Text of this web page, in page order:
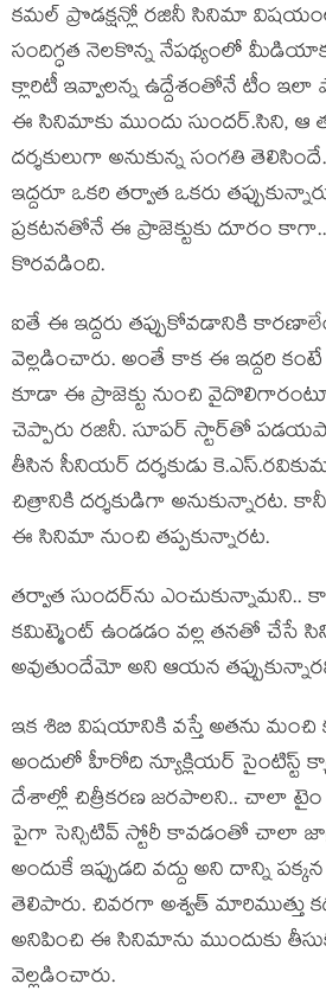
కమల్ ప్రొడక్షన్లో రజినీ సినిమా
సందిగ్ధత నెలకొన్న నేపథ్యంలో
క్లారిటీ ఇవ్వాలన్న ఉద్దేశంతోనే టీం ఇలా
ఈ సినిమాకు ముందు సుందర్.సిని, ఆ
దర్శకులుగా అనుకున్న సంగతి
ఇద్దరూ ఒకరి తర్వాత ఒకరు
ప్రకటనతోనే ఈ ప్రాజెక్టుకు దూరం
కొరవడింది.
ఐతే ఈ ఇద్దరు తప్పుకోవడానికి
వెల్లడించారు. అంతే కాక ఈ ఇద్దరి
కూడా ఈ ప్రాజెక్టు నుంచి
చెప్పారు రజినీ. సూపర్ స్టార్‌తో
తీసిన సీనియర్ దర్శకుడు
చిత్రానికి దర్శకుడిగా అనుకున్నారట.
ఈ సినిమా నుంచి తప్పకున్నారట.
తర్వాత సుందర్‌‌ను ఎంచుకున్నామని..
కమిట్మెంట్ ఉండడం వల్ల తనతో చేసే
అవుతుందేమో అని ఆయన
ఇక శిబి విషయానికి వస్తే అతను మంచి
అందులో హీరోది న్యూక్లియర్ సైంటిస్ట్
దేశాల్లో చిత్రీకరణ జరపాలని.. చాలా టైం
పైగా సెన్సిటివ్ స్టోరీ కావడంతో చాలా
అందుకే ఇప్పుడది వద్దు అని దాన్ని
తెలిపారు. చివరగా అశ్వత్ మారిముత్తు
అనిపించి ఈ సినిమాను ముందుకు
వెల్లడించారు.